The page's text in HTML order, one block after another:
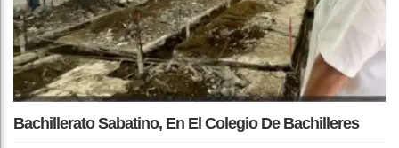
Bachillerato Sabatino, En El Colegio De Bachilleres